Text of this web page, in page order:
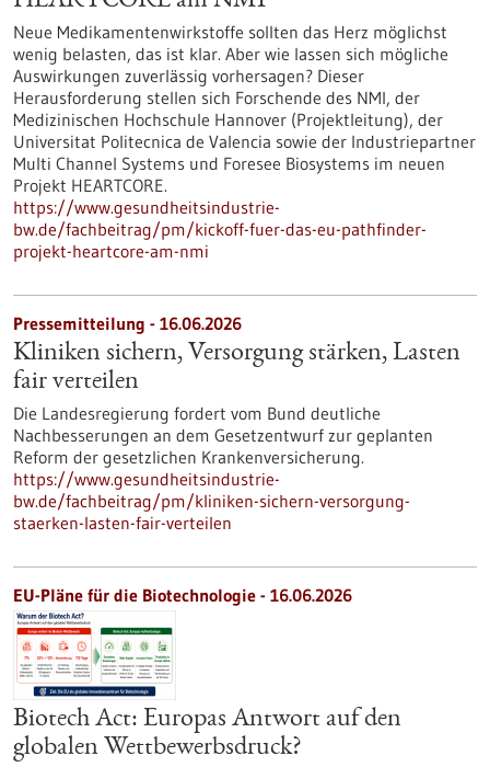
Neue Medikamentenwirkstoffe sollten das Herz möglichst
wenig belasten, das ist klar. Aber wie lassen sich mögliche
Auswirkungen zuverlässig vorhersagen? Dieser
Herausforderung stellen sich Forschende des NMI, der
Medizinischen Hochschule Hannover (Projektleitung), der
Universitat Politecnica de Valencia sowie der Industriepartner
Multi Channel Systems und Foresee Biosystems im neuen
Projekt HEARTCORE.
https://www.gesundheitsindustrie-
bw.de/fachbeitrag/pm/kickoff-fuer-das-eu-pathfinder-
projekt-heartcore-am-nmi
Pressemitteilung - 16.06.2026
Kliniken sichern, Versorgung stärken, Lasten
fair verteilen
Die Landesregierung fordert vom Bund deutliche
Nachbesserungen an dem Gesetzentwurf zur geplanten
Reform der gesetzlichen Krankenversicherung.
https://www.gesundheitsindustrie-
bw.de/fachbeitrag/pm/kliniken-sichern-versorgung-
staerken-lasten-fair-verteilen
EU-Pläne für die Biotechnologie - 16.06.2026
Biotech Act: Europas Antwort auf den
globalen Wettbewerbsdruck?